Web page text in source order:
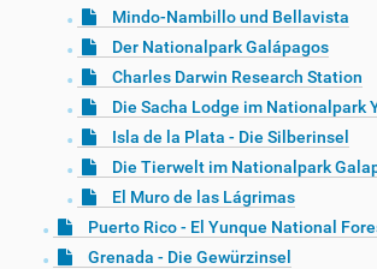
Mindo-Nambillo und Bellavista
Der Nationalpark Galápagos
Charles Darwin Research Station
Die Sacha Lodge im Nationalpark
Isla de la Plata - Die Silberinsel
Die Tierwelt im Nationalpark
El Muro de las Lágrimas
Puerto Rico - El Yunque National
Grenada - Die Gewürzinsel